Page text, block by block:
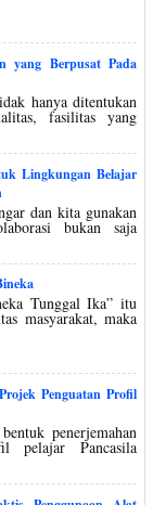
yang Berpusat Pada
hanya ditentukan
fasilitas yang
Lingkungan Belajar
dan kita gunakan
bukan saja
Tunggal Ika” itu
masyarakat, maka
Penguatan Profil
penerjemahan
pelajar Pancasila